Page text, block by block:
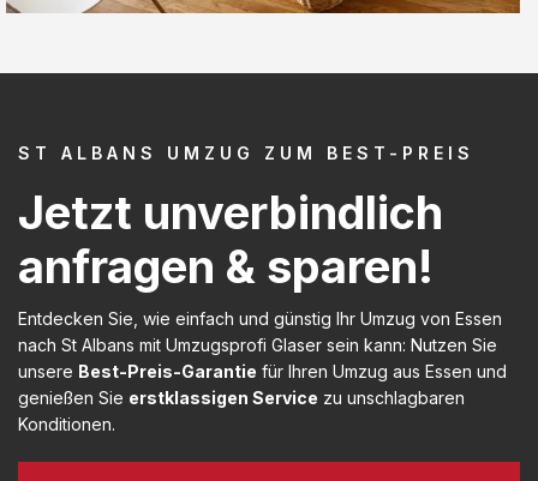
ST ALBANS UMZUG ZUM BEST-PREIS
Jetzt unverbindlich
anfragen & sparen!
Entdecken Sie, wie einfach und günstig Ihr Umzug von Essen
nach St Albans mit Umzugsprofi Glaser sein kann: Nutzen Sie
unsere Best-Preis-Garantie für Ihren Umzug aus Essen und
genießen Sie erstklassigen Service zu unschlagbaren
Konditionen.